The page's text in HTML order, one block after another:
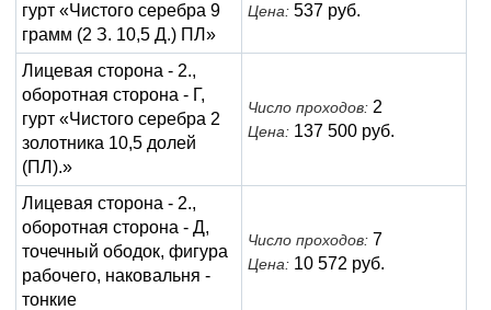
гурт «Чистого серебра 9
грамм (2 З. 10,5 Д.) ПЛ»
Цена: 537 руб.
Лицевая сторона - 2.,
оборотная сторона - Г,
гурт «Чистого серебра 2
золотника 10,5 долей
(ПЛ).»
Число проходов: 2
Цена: 137 500 руб.
Лицевая сторона - 2.,
оборотная сторона - Д,
точечный ободок, фигура
рабочего, наковальня -
тонкие
Число проходов: 7
Цена: 10 572 руб.